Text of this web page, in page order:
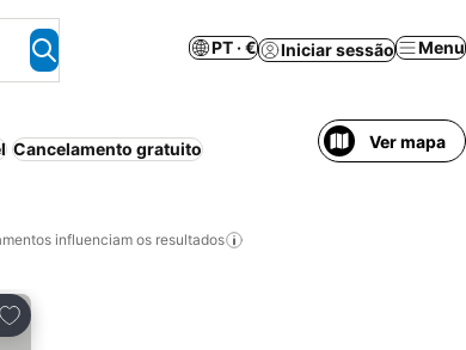
PT · € Iniciar sessão Menu
Cancelamento gratuito Ver mapa
influenciam os resultados
Adicionar aos favoritos